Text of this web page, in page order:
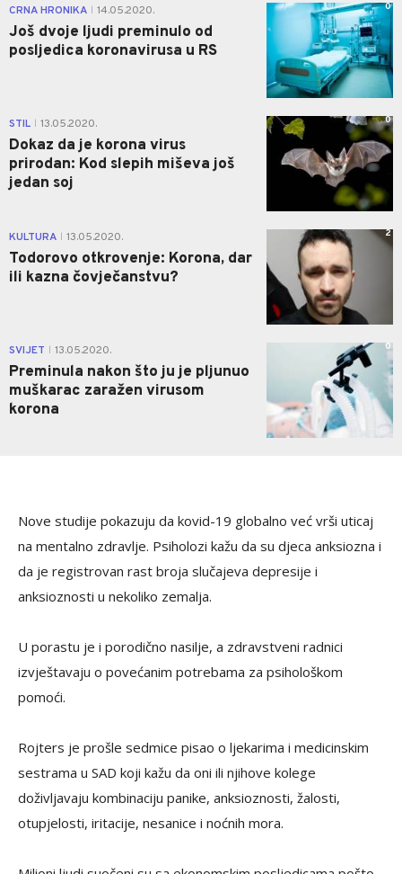
CRNA HRONIKA 14.05.2020.
Još dvoje ljudi preminulo od
posljedica koronavirusa u RS
0
STIL 13.05.2020.
Dokaz da je korona virus
prirodan: Kod slepih miševa još
jedan soj
0
KULTURA 13.05.2020.
Todorovo otkrovenje: Korona, dar
ili kazna čovječanstvu?
2
SVIJET 13.05.2020.
Preminula nakon što ju je pljunuo
muškarac zaražen virusom
korona
0
Nove studije pokazuju da kovid-19 globalno već vrši uticaj
na mentalno zdravlje. Psiholozi kažu da su djeca anksiozna i
da je registrovan rast broja slučajeva depresije i
anksioznosti u nekoliko zemalja.
U porastu je i porodično nasilje, a zdravstveni radnici
izvještavaju o povećanim potrebama za psihološkom
pomoći.
Rojters je prošle sedmice pisao o ljekarima i medicinskim
sestrama u SAD koji kažu da oni ili njihove kolege
doživljavaju kombinaciju panike, anksioznosti, žalosti,
otupjelosti, iritacije, nesanice i noćnih mora.